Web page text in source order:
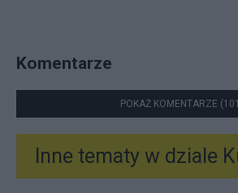
Komentarze
POKAŻ KOMENTARZE
Inne tematy w dziale